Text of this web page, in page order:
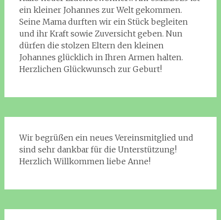
ein kleiner Johannes zur Welt gekommen.
Seine Mama durften wir ein Stück begleiten
und ihr Kraft sowie Zuversicht geben. Nun
dürfen die stolzen Eltern den kleinen
Johannes glücklich in Ihren Armen halten.
Herzlichen Glückwunsch zur Geburt!
Wir begrüßen ein neues Vereinsmitglied und
sind sehr dankbar für die Unterstützung!
Herzlich Willkommen liebe Anne!